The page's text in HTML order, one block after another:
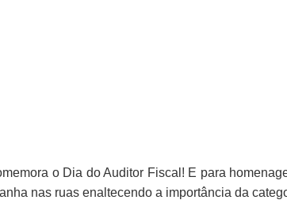
o Dia do Auditor Fiscal! E para
nas ruas enaltecendo a importância da